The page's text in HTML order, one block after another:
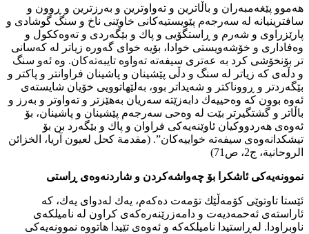
هەموو پێغەمبەران و باڵاترین و تەواوترین و بەرزترین و ڕوون و
سافترینیانە لە سەرجەم پێویستیەكانی خاوێنی ناخ و سنگ گوشادی و
پارێزراوی و شەرم و ڕاستگۆیی و پاك و بێگەردی و تەوەككول و
وەفاداری و خۆشەویستی خوادا، بۆیە خوای گەورە زیاتر لە كەسانی
تر بۆنخۆشی كرد بە عەتری سیفەتە تەواوە تایبەتەكان. وە ئەو سنگ
و دڵەی كە زیاتر لە سنگ و دڵی پێشینان و پاشینان فراوانتر و پاكتر و
بێگەردتر و ڕووناكتر و شەیداتر بوو، بەلێهاتوویی خۆیان شایستەی
ئەوە بوون كە وەحییەك دابەزێتە سەریان بەهێزتر و تەواوتر و بەرز و
باڵاتر و گشتگیرتر بێت لە وەحی سەرجەم پێشینان و پاشینان، بۆ
ئەوەی هەردووكیان ئاوێنەیەكی فراوان و پاك و بێگەرد بن بۆ
تیشكدانەوەی سیفەتە خواییەكان”. (مقدمة كحل لعیون آریا، الخزائن
الروحانیة، ج2، ص71)
نموونەیەكی ئاشكرا بۆ چەواشەكردن و شاردنەوەی ڕاستی
ئێستا تاوتوێی كۆمەڵێك تۆمەت دەكەم، یەك لەدوای یەك، كە
ئاراستەی ئەحمەدیەت و دامەزرێنەرەكەی كراون لە نامیلكەی
ناوبراودا. لەڕاستیدا نامیلكەكە و ئەوەی تێیدا هاتووە نموونەیەكی